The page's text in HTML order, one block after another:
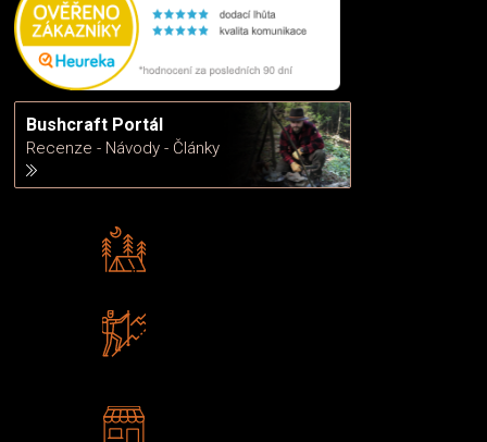
Bushcraft Portál
Recenze - Návody - Články